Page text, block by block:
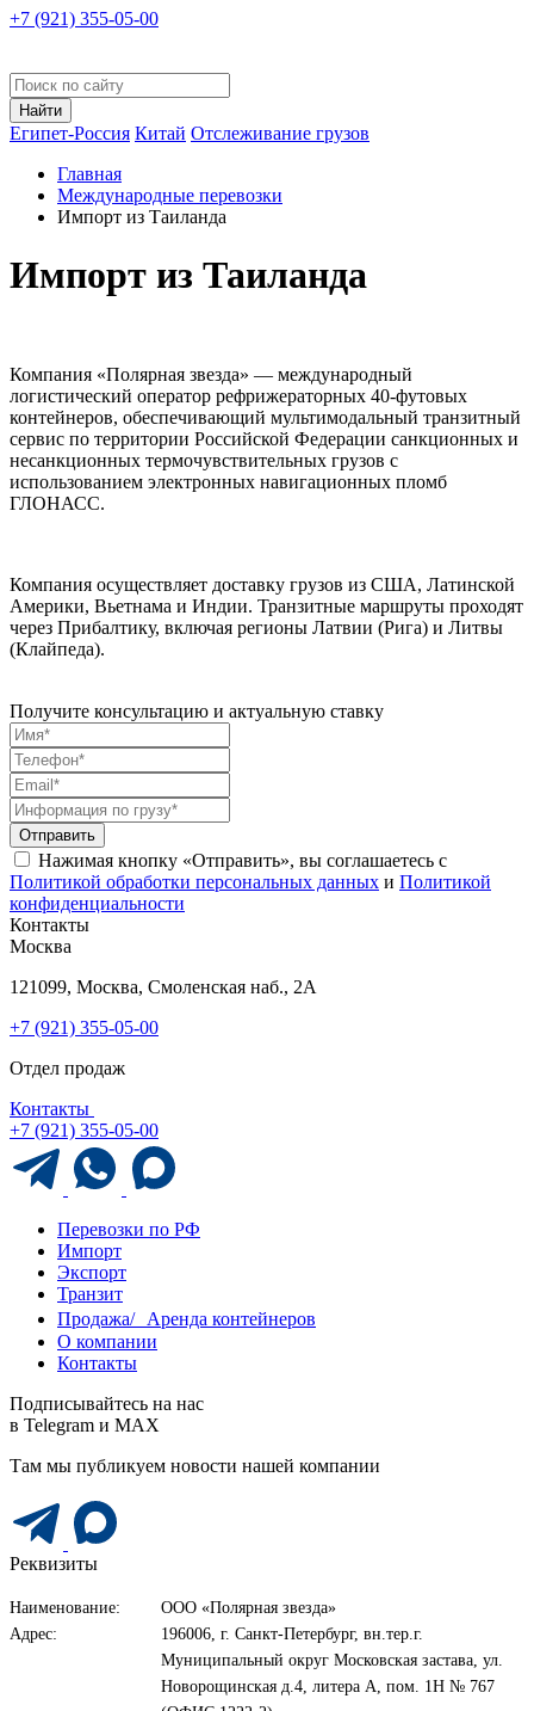
+7 (921) 355-05-00
Найти
Египет-Россия Китай Отслеживание грузов
Главная
Международные перевозки
Импорт из Таиланда
Импорт из Таиланда
Компания «Полярная звезда» — международный
логистический оператор рефрижераторных 40-футовых
контейнеров, обеспечивающий мультимодальный транзитный
сервис по территории Российской Федерации санкционных и
несанкционных термочувствительных грузов с
использованием электронных навигационных пломб
ГЛОНАСС.
Компания осуществляет доставку грузов из США, Латинской
Америки, Вьетнама и Индии. Транзитные маршруты проходят
через Прибалтику, включая регионы Латвии (Рига) и Литвы
(Клайпеда).
Получите консультацию и актуальную ставку
Отправить
Нажимая кнопку «Отправить», вы соглашаетесь с
Политикой обработки персональных данных и Политикой
конфиденциальности
Контакты
Москва
121099, Москва, Смоленская наб., 2А
+7 (921) 355-05-00
Отдел продаж
Контакты
+7 (921) 355-05-00
Перевозки по РФ
Импорт
Экспорт
Транзит
Продажа/ Аренда контейнеров
О компании
Контакты
Подписывайтесь на нас
в Telegram и MAX
Там мы публикуем новости нашей компании
Реквизиты
Наименование:
ООО «Полярная звезда»
Адрес:
196006, г. Санкт-Петербург, вн.тер.г.
Муниципальный округ Московская застава, ул.
Новорощинская д.4, литера А, пом. 1Н № 767